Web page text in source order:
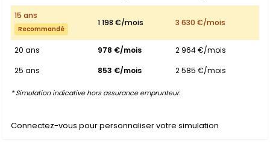
15 ans
Recommandé
1 198 €/mois 3 630 €/mois
20 ans 978 €/mois
2 964 €/mois
25 ans
853 €/mois 2 585 €/mois
* Simulation indicative hors assurance emprunteur.
Connectez-vous pour personnaliser votre simulation